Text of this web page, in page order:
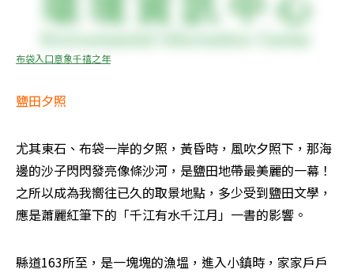
布袋入口意象千禧之年
鹽田夕照
尤其東石、布袋一岸的夕照，黃昏時，風吹夕照下，那海
邊的沙子閃閃發亮像條沙河，是鹽田地帶最美麗的一幕！
之所以成為我嚮往已久的取景地點，多少受到鹽田文學，
應是蕭麗紅筆下的「千江有水千江月」一書的影響。
縣道163所至，是一塊塊的漁塭，進入小鎮時，家家戶戶